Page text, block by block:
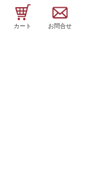
カート お問合せ